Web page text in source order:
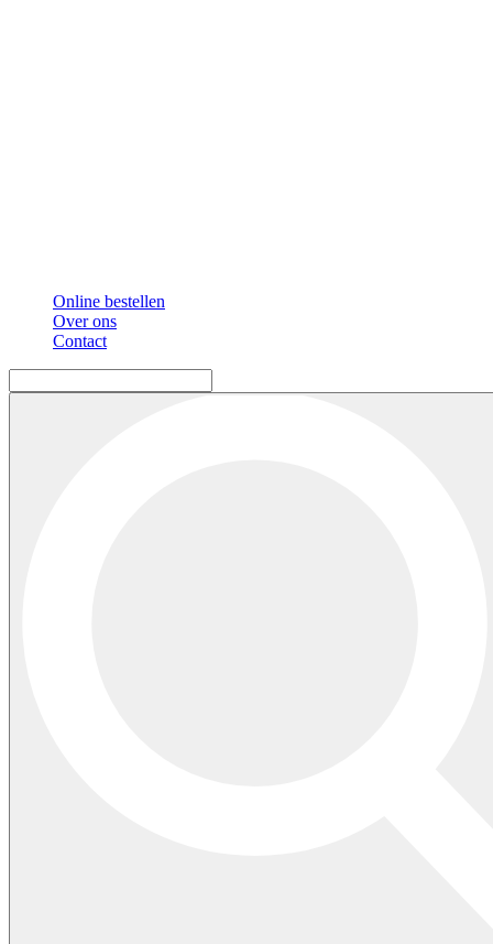
Online bestellen
Over ons
Contact